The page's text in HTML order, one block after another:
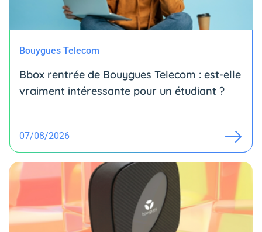
Bouygues Telecom
Bbox rentrée de Bouygues Telecom : est-elle
vraiment intéressante pour un étudiant ?
07/08/2026